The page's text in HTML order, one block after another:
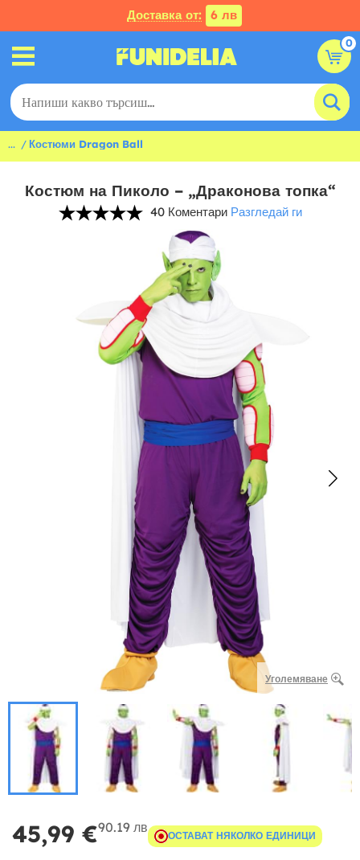
Доставка от: 6 лв
0
... Костюми Dragon Ball
Костюм на Пиколо – „Драконова топка“
40 Коментари Разгледай ги
Уголемяване
45,99 €90.19 лв
ОСТАВАТ НЯКОЛКО ЕДИНИЦИ